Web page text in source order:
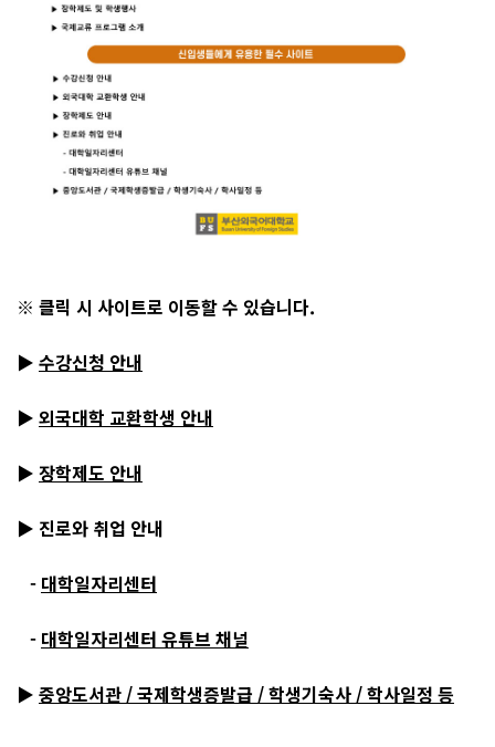
※ 클릭 시 사이트로 이동할 수 있습니다.
▶ 수강신청 안내
▶ 외국대학 교환학생 안내
▶ 장학제도 안내
▶ 진로와 취업 안내
- 대학일자리센터
- 대학일자리센터 유튜브 채널
▶ 중앙도서관 / 국제학생증발급 / 학생기숙사 / 학사일정 등